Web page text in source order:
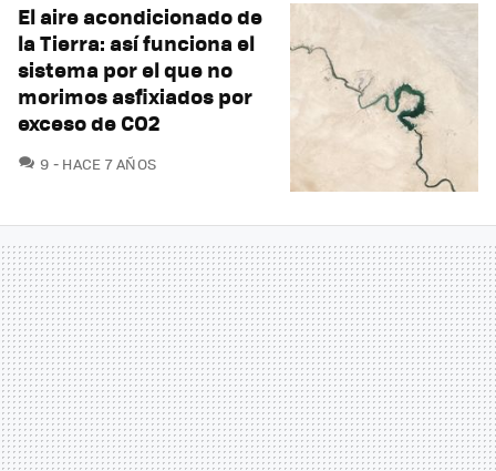
El aire acondicionado de
la Tierra: así funciona el
sistema por el que no
morimos asfixiados por
exceso de CO2
9 COMENTARIOS
HACE 7 AÑOS